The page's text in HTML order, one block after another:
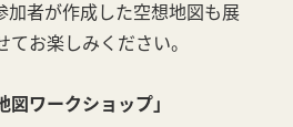
加者が作成した空想地図も展
お楽しみください。
ワークショップ」